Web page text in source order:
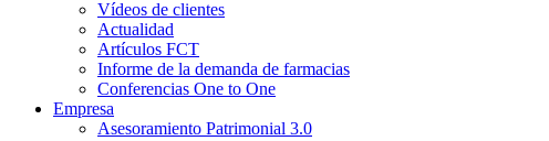
Vídeos de clientes
Actualidad
Artículos FCT
Informe de la demanda de farmacias
Conferencias One to One
Empresa
Asesoramiento Patrimonial 3.0